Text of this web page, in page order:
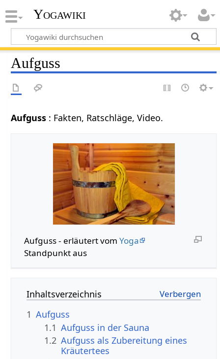
Yogawiki
Aufguss
Aufguss : Fakten, Ratschläge, Video.
Aufguss - erläutert vom Yoga
Standpunkt aus
Inhaltsverzeichnis
1 Aufguss
1.1 Aufguss in der Sauna
1.2 Aufguss als Zubereitung eines
Kräutertees